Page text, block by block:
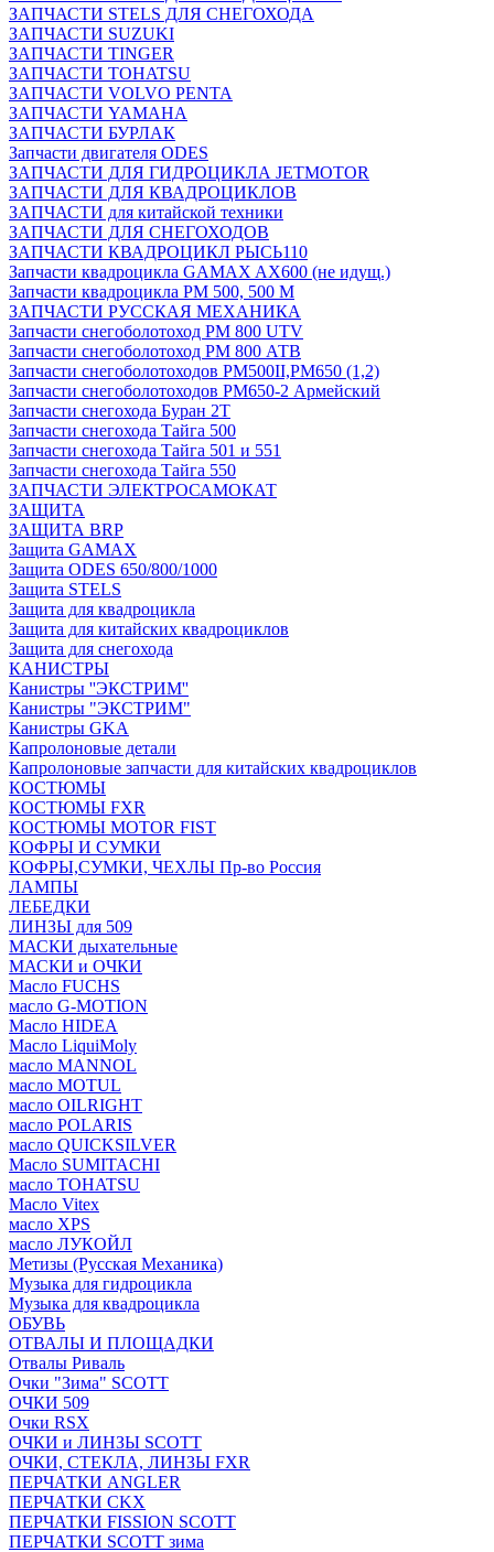
ЗАПЧАСТИ STELS ДЛЯ СНЕГОХОДА
ЗАПЧАСТИ SUZUKI
ЗАПЧАСТИ TINGER
ЗАПЧАСТИ TOHATSU
ЗАПЧАСТИ VOLVO PENTA
ЗАПЧАСТИ YAMAHA
ЗАПЧАСТИ БУРЛАК
Запчасти двигателя ODES
ЗАПЧАСТИ ДЛЯ ГИДРОЦИКЛА JETMOTOR
ЗАПЧАСТИ ДЛЯ КВАДРОЦИКЛОВ
ЗАПЧАСТИ для китайской техники
ЗАПЧАСТИ ДЛЯ СНЕГОХОДОВ
ЗАПЧАСТИ КВАДРОЦИКЛ РЫСЬ110
Запчасти квадроцикла GAMAX AX600 (не идущ.)
Запчасти квадроцикла РМ 500, 500 М
ЗАПЧАСТИ РУССКАЯ МЕХАНИКА
Запчасти снегоболотоход РМ 800 UTV
Запчасти снегоболотоход РМ 800 АТВ
Запчасти снегоболотоходов РМ500II,РМ650 (1,2)
Запчасти снегоболотоходов РМ650-2 Армейский
Запчасти снегохода Буран 2Т
Запчасти снегохода Тайга 500
Запчасти снегохода Тайга 501 и 551
Запчасти снегохода Тайга 550
ЗАПЧАСТИ ЭЛЕКТРОСАМОКАТ
ЗАЩИТА
ЗАЩИТА BRP
Защита GAMAX
Защита ODES 650/800/1000
Защита STELS
Защита для квадроцикла
Защита для китайских квадроциклов
Защита для снегохода
КАНИСТРЫ
Канистры ''ЭКСТРИМ''
Канистры "ЭКСТРИМ"
Канистры GKA
Капролоновые детали
Капролоновые запчасти для китайских квадроциклов
КОСТЮМЫ
КОСТЮМЫ FXR
КОСТЮМЫ MOTOR FIST
КОФРЫ И СУМКИ
КОФРЫ,СУМКИ, ЧЕХЛЫ Пр-во Россия
ЛАМПЫ
ЛЕБЕДКИ
ЛИНЗЫ для 509
МАСКИ дыхательные
МАСКИ и ОЧКИ
Масло FUCHS
масло G-MOTION
Масло HIDEA
Масло LiquiMoly
масло MANNOL
масло MOTUL
масло OILRIGHT
масло POLARIS
масло QUICKSILVER
Масло SUMITACHI
масло TOHATSU
Масло Vitex
масло XPS
масло ЛУКОЙЛ
Метизы (Русская Механика)
Музыка для гидроцикла
Музыка для квадроцикла
ОБУВЬ
ОТВАЛЫ И ПЛОЩАДКИ
Отвалы Риваль
Очки "Зима" SCOTT
ОЧКИ 509
Очки RSX
ОЧКИ и ЛИНЗЫ SCOTT
ОЧКИ, СТЕКЛА, ЛИНЗЫ FXR
ПЕРЧАТКИ ANGLER
ПЕРЧАТКИ CKX
ПЕРЧАТКИ FISSION SCOTT
ПЕРЧАТКИ SCOTT зима